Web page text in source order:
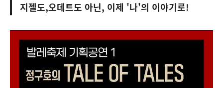
지젤도,오데트도 아닌, 이제 '나'의 이야기로!